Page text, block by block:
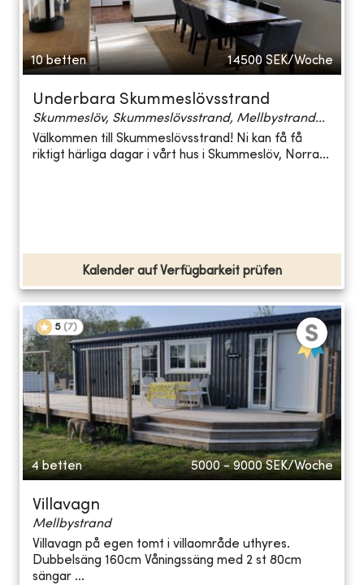
10 betten 14500 SEK/Woche
Underbara Skummeslövsstrand
Skummeslöv, Skummeslövsstrand, Mellbystrand...
Välkommen till Skummeslövsstrand! Ni kan få få
riktigt härliga dagar i vårt hus i Skummeslöv, Norra...
Kalender auf Verfügbarkeit prüfen
5 (7)
4 betten 5000 - 9000 SEK/Woche
Villavagn
Mellbystrand
Villavagn på egen tomt i villaområde uthyres.
Dubbelsäng 160cm Våningssäng med 2 st 80cm
sängar ...